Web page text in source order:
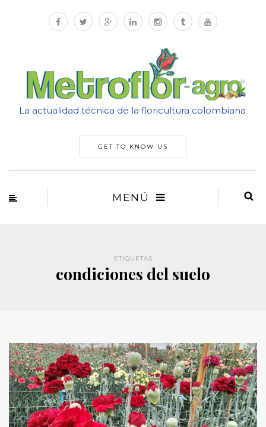
La actualidad técnica de la floricultura colombiana
GET TO KNOW US
MENÚ
ETIQUETAS
condiciones del suelo